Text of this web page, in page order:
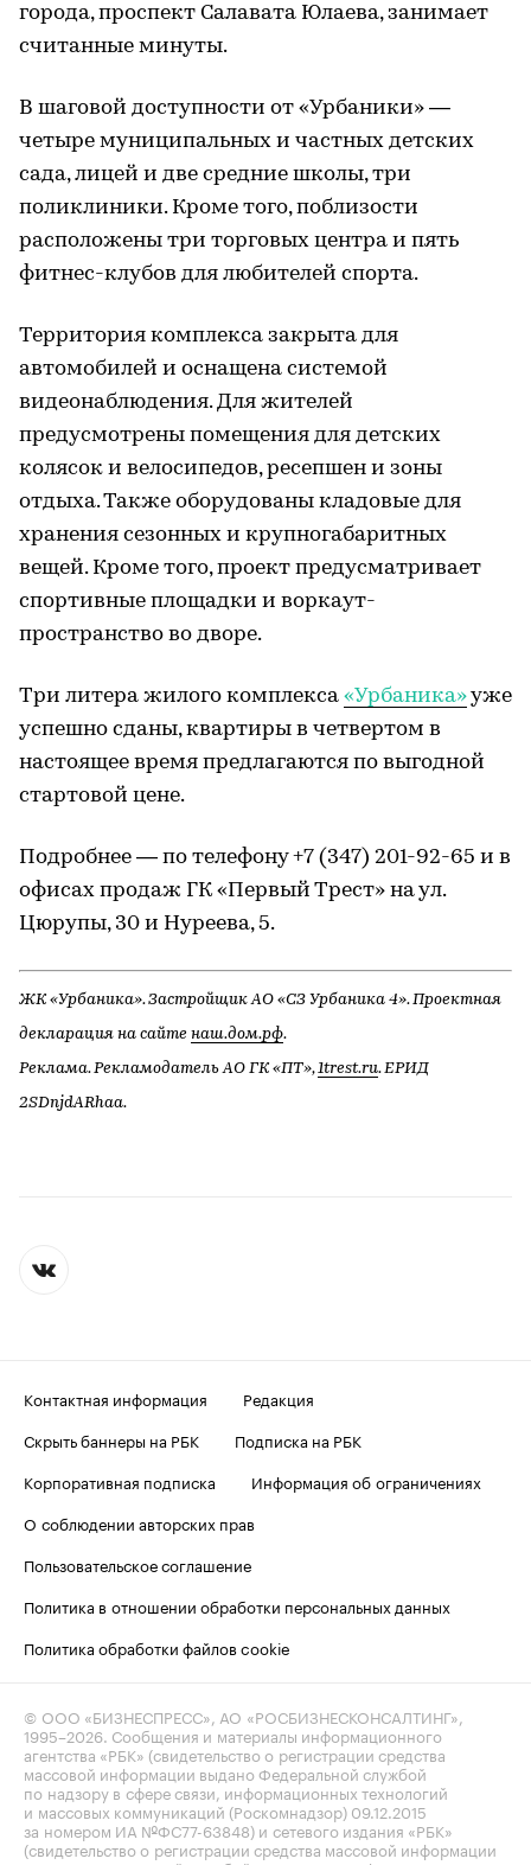
города, проспект Салавата Юлаева, занимает
считанные минуты.
В шаговой доступности от «Урбаники» —
четыре муниципальных и частных детских
сада, лицей и две средние школы, три
поликлиники. Кроме того, поблизости
расположены три торговых центра и пять
фитнес-клубов для любителей спорта.
Территория комплекса закрыта для
автомобилей и оснащена системой
видеонаблюдения. Для жителей
предусмотрены помещения для детских
колясок и велосипедов, ресепшен и зоны
отдыха. Также оборудованы кладовые для
хранения сезонных и крупногабаритных
вещей. Кроме того, проект предусматривает
спортивные площадки и воркаут-
пространство во дворе.
Три литера жилого комплекса «Урбаника»уже
успешно сданы, квартиры в четвертом в
настоящее время предлагаются по выгодной
стартовой цене.
Подробнее — по телефону +7 (347) 201-92-65 и в
офисах продаж ГК «Первый Трест» на ул.
Цюрупы, 30 и Нуреева, 5.
ЖК «Урбаника». Застройщик АО «СЗ Урбаника 4». Проектная
декларация на сайте наш.дом.рф.
Реклама. Рекламодатель АО ГК «ПТ»,1trest.ru. ЕРИД
2SDnjdARhaa.
Контактная информация
Редакция
Скрыть баннеры на РБК
Подписка на РБК
Корпоративная подписка
Информация об ограничениях
О соблюдении авторских прав
Пользовательское соглашение
Политика в отношении обработки персональных данных
Политика обработки файлов cookie
© ООО «БИЗНЕСПРЕСС», АО «РОСБИЗНЕСКОНСАЛТИНГ»,
1995–2026 . Сообщения и материалы информационного
агентства «РБК» (свидетельство о регистрации средства
массовой информации выдано Федеральной службой
по надзору в сфере связи, информационных технологий
и массовых коммуникаций (Роскомнадзор) 09.12.2015
за номером ИА №ФС77-63848) и сетевого издания «РБК»
(свидетельство о регистрации средства массовой информации